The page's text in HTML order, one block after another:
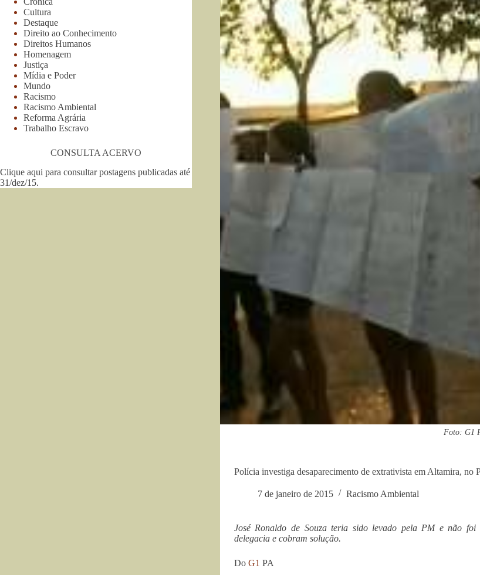
Foto: G1
Polícia investiga desaparecimento de extrativista em Altamira, no
7 de janeiro de 2015 Racismo Ambiental
José Ronaldo de Souza teria sido levado pela PM e não foi
delegacia e cobram solução.
Do G1 PA
Cultura
Destaque
Direito ao Conhecimento
Direitos Humanos
Homenagem
Justiça
Mídia e Poder
Mundo
Racismo
Racismo Ambiental
Reforma Agrária
Trabalho Escravo
CONSULTA ACERVO
Clique aqui para consultar postagens publicadas até
31/dez/15.